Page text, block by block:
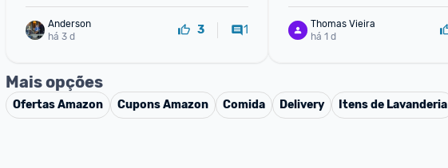
Anderson
há 3 d
3 1
Thomas Vieira
há 1 d
Mais opções
OfertasAmazon CuponsAmazon Comida Delivery Itens de Lavanderia